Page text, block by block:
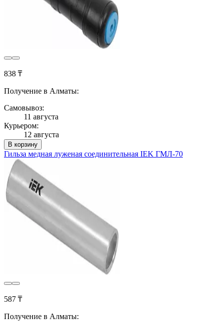
838 ₸
Получение в Алматы:
Самовывоз:
11 августа
Курьером:
12 августа
В корзину
Гильза медная луженая соединительная IEK ГМЛ-70
587 ₸
Получение в Алматы: